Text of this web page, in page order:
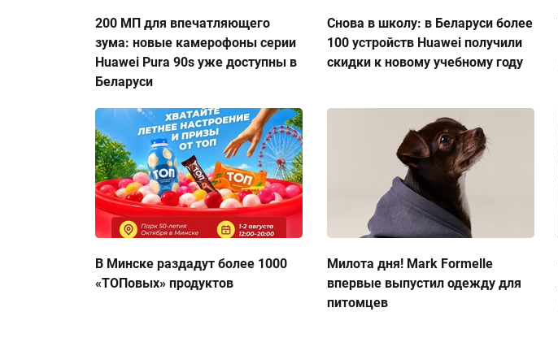
200 МП для впечатляющего
зума: новые камерофоны серии
Huawei Pura 90s уже доступны в
Беларуси
Снова в школу: в Беларуси более
100 устройств Huawei получили
скидки к новому учебному году
В Минске раздадут более 1000
«ТОПовых» продуктов
Милота дня! Mark Formelle
впервые выпустил одежду для
питомцев